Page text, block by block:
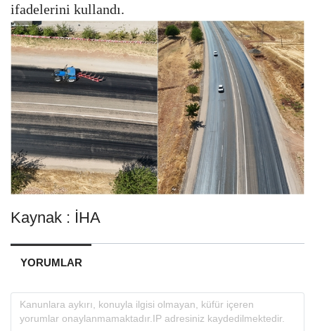
ifadelerini kullandı.
Kaynak : İHA
YORUMLAR